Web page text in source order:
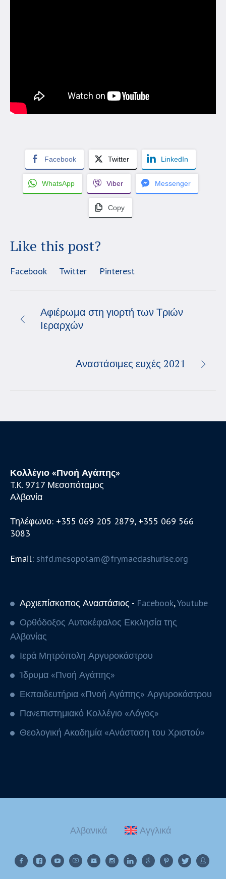
Facebook Twitter LinkedIn
WhatsApp Viber Messenger
Copy
Like this post?
Facebook Twitter Pinterest
Αφιέρωμα στη γιορτή των Τριών
Ιεραρχών
Αναστάσιμες ευχές 2021
Κολλέγιο «Πνοή Αγάπης»
T.K. 9717 Μεσοπόταμος
Αλβανία
Τηλέφωνο: +355 069 205 2879, +355 069 566
3083
Email: shfd.mesopotam@frymaedashurise.org
Αρχιεπίσκοπος Αναστάσιος - Facebook,Youtube
Ορθόδοξος Αυτοκέφαλος Εκκλησία της
Αλβανίας
Ιερά Μητρόπολη Αργυροκάστρου
Ίδρυμα «Πνοή Αγάπης»
Εκπαιδευτήρια «Πνοή Αγάπης» Αργυροκάστρου
Πανεπιστημιακό Κολλέγιο «Λόγος»
Θεολογική Ακαδημία «Ανάσταση του Χριστού»
Αλβανικά Αγγλικά